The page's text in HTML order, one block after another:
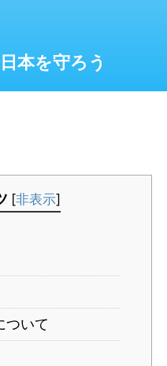
本を守ろう
[非表示]
ついて